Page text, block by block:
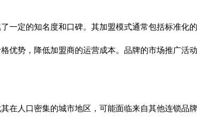
一定的知名度和口碑。其加盟模式通常包括标准化
优势，降低加盟商的运营成本。品牌的市场推广
在人口密集的城市地区，可能面临来自其他连锁